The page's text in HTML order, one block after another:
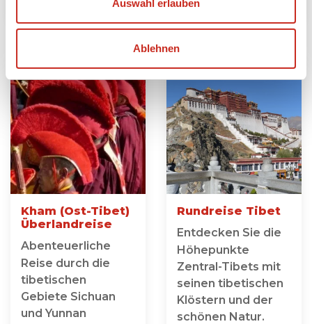
Auswahl erlauben
Ablehnen
Kham (Ost-Tibet)
Überlandreise
Abenteuerliche
Reise durch die
tibetischen
Gebiete Sichuan
und Yunnan
Rundreise Tibet
Entdecken Sie die
Höhepunkte
Zentral-Tibets mit
seinen tibetischen
Klöstern und der
schönen Natur.